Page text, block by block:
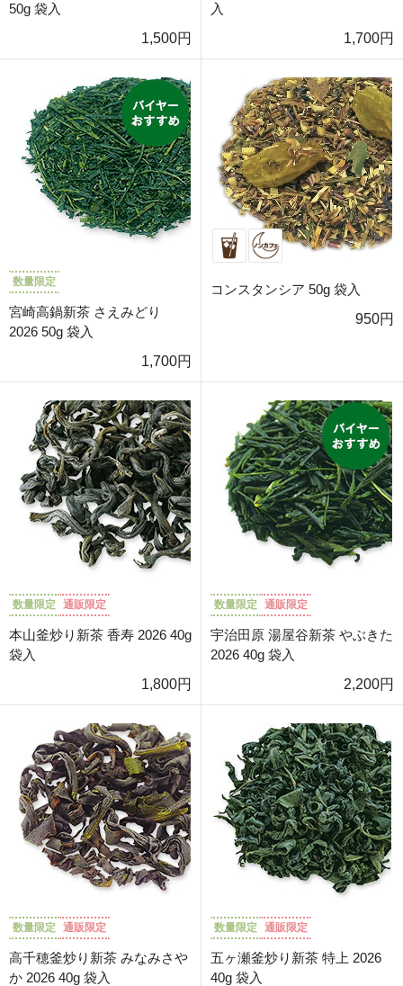
50g 袋入
1,500円
入
1,700円
数量限定
宮崎高鍋新茶 さえみどり
2026 50g 袋入
1,700円
コンスタンシア 50g 袋入
950円
数量限定 通販限定
本山釜炒り新茶 香寿 2026 40g
袋入
1,800円
数量限定 通販限定
宇治田原 湯屋谷新茶 やぶきた
2026 40g 袋入
2,200円
数量限定 通販限定
高千穂釜炒り新茶 みなみさや
か 2026 40g 袋入
数量限定 通販限定
五ヶ瀬釜炒り新茶 特上 2026
40g 袋入